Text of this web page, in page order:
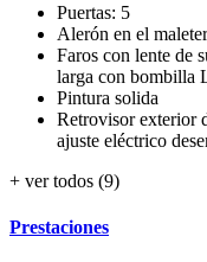
Puertas: 5
Alerón en el
Faros con lente de
larga con bombilla
Pintura solida
Retrovisor exterior
ajuste eléctrico
+ ver todos (9)
Prestaciones